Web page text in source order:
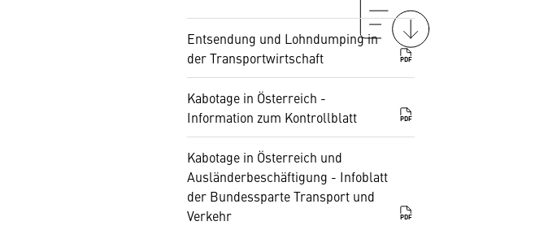
Entsendung und Lohndumping in
der Transportwirtschaft
PDF
Kabotage in Österreich -
Information zum Kontrollblatt
PDF
Kabotage in Österreich und
Ausländerbeschäftigung - Infoblatt
der Bundessparte Transport und
Verkehr
PDF